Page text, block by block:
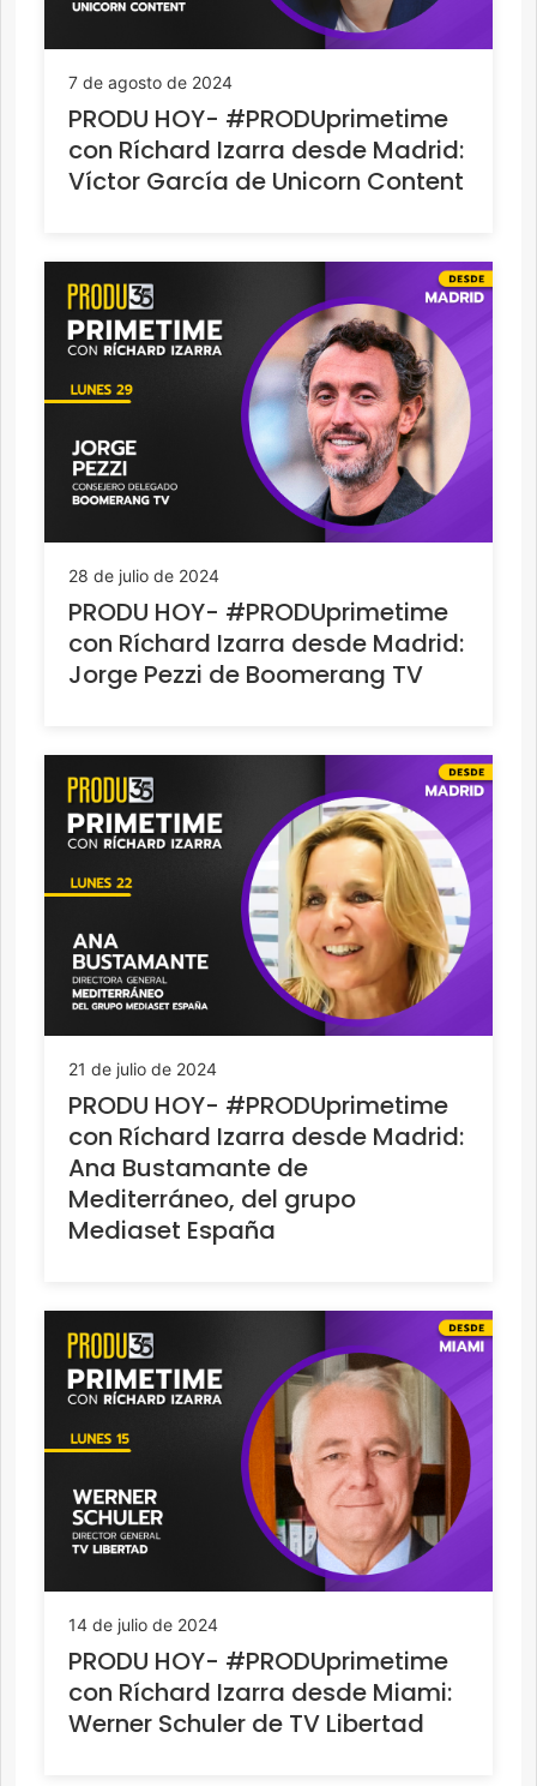
7 de agosto de 2024
PRODU HOY- #PRODUprimetime
con Ríchard Izarra desde Madrid:
Víctor García de Unicorn Content
28 de julio de 2024
PRODU HOY- #PRODUprimetime
con Ríchard Izarra desde Madrid:
Jorge Pezzi de Boomerang TV
21 de julio de 2024
PRODU HOY- #PRODUprimetime
con Ríchard Izarra desde Madrid:
Ana Bustamante de
Mediterráneo, del grupo
Mediaset España
14 de julio de 2024
PRODU HOY- #PRODUprimetime
con Ríchard Izarra desde Miami:
Werner Schuler de TV Libertad